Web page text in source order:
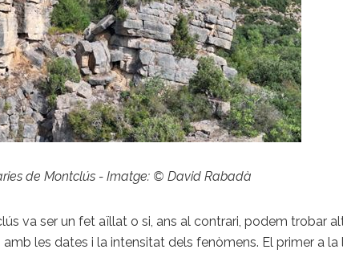
de Montclús - Imatge: © David Rabadà
va ser un fet aïllat o si, ans al contrari, podem trobar
les dates i la intensitat dels fenòmens. El primer a